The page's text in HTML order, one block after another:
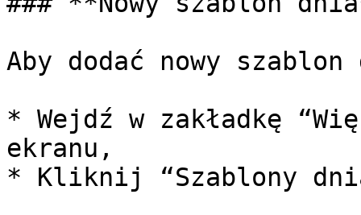
Aby dodać nowy
* Wejdź w zakładkę
ekranu,
* Kliknij “Szablony